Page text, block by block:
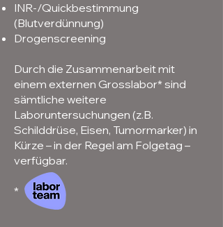
INR-/Quickbestimmung
(Blutverdünnung)
Drogenscreening
Durch die Zusammenarbeit mit
einem externen Grosslabor* sind
sämtliche weitere
Laboruntersuchungen (z.B.
Schilddrüse, Eisen, Tumormarker) in
Kürze – in der Regel am Folgetag –
verfügbar.
*